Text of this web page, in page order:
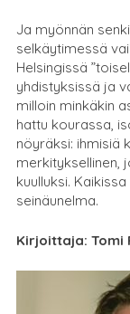
Ja myönnän
selkäytimessä
Helsingissä
yhdistyksissä ja
milloin minkäkin
hattu kourassa,
nöyräksi: ihmisiä
merkityksellinen,
kuulluksi.
seinäunelma.
Kirjoittaja: Tomi